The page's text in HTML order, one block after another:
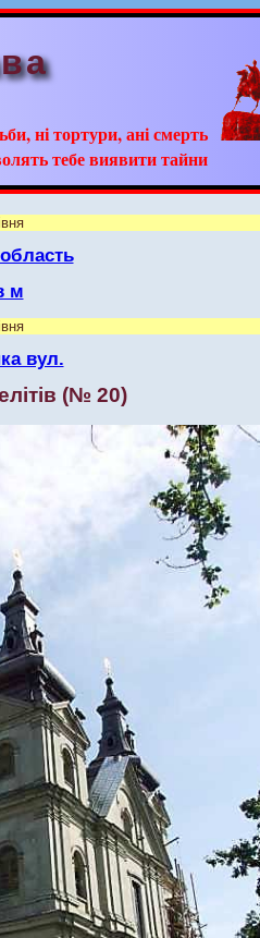
ні тортури, ані смерть
тебе виявити тайни
м
вул.
(№ 20)